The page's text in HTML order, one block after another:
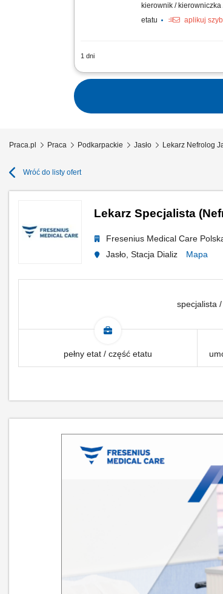
kierownik /
etatu
aplikuj
1 dni
Zadania: Zarządzanie
Praca.pl Praca Podkarpackie Jasło Lekarz Nefrolog
Wróć do listy ofert
Lekarz Specjalista
Fresenius Medical Care
Jasło, Stacja Dializ
Mapa
specjalista
pełny etat / część etatu